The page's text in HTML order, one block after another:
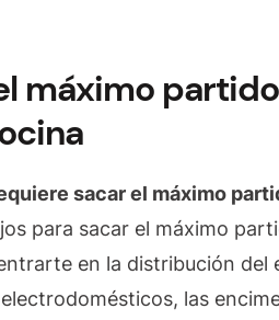
máximo
sacar el máximo
para sacar el máximo
en la distribución del
las